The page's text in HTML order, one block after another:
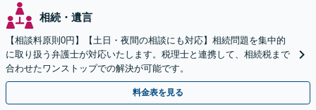
相続・遺言
【相談料原則0円】【土日・夜間の相談にも対応】相続問題を集中的
に取り扱う弁護士が対応いたします。税理士と連携して、相続税まで
合わせたワンストップでの解決が可能です。
料金表を見る